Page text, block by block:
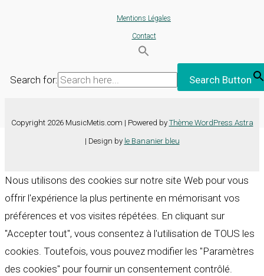
Mentions Légales
Contact
Search for: Search Button
Copyright 2026 MusicMetis.com | Powered by Thème WordPress Astra
| Design by le Bananier bleu
Nous utilisons des cookies sur notre site Web pour vous
offrir l'expérience la plus pertinente en mémorisant vos
préférences et vos visites répétées. En cliquant sur
"Accepter tout", vous consentez à l'utilisation de TOUS les
cookies. Toutefois, vous pouvez modifier les "Paramètres
des cookies" pour fournir un consentement contrôlé.